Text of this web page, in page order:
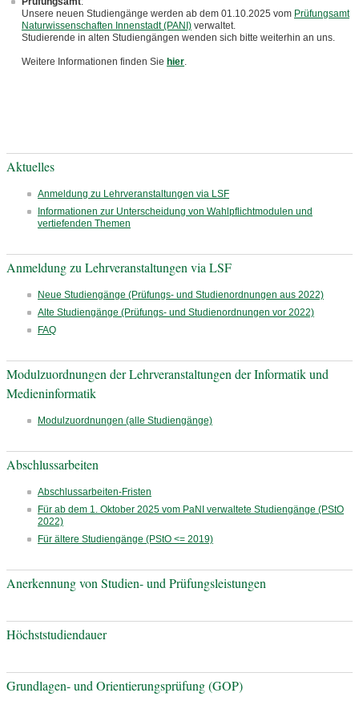
Unsere neuen Studiengänge werden ab dem 01.10.2025 vom Prüfungsamt
Naturwissenschaften Innenstadt (PANI) verwaltet.
Studierende in alten Studiengängen wenden sich bitte weiterhin an uns.
Weitere Informationen finden Sie hier.
Aktuelles
Anmeldung zu Lehrveranstaltungen via LSF
Informationen zur Unterscheidung von Wahlpflichtmodulen und
vertiefenden Themen
Anmeldung zu Lehrveranstaltungen via LSF
Neue Studiengänge (Prüfungs- und Studienordnungen aus 2022)
Alte Studiengänge (Prüfungs- und Studienordnungen vor 2022)
FAQ
Modulzuordnungen der Lehrveranstaltungen der Informatik und
Medieninformatik
Modulzuordnungen (alle Studiengänge)
Abschlussarbeiten
Abschlussarbeiten-Fristen
Für ab dem 1. Oktober 2025 vom PaNI verwaltete Studiengänge (PStO
2022)
Für ältere Studiengänge (PStO <= 2019)
Anerkennung von Studien- und Prüfungsleistungen
Höchststudiendauer
Grundlagen- und Orientierungsprüfung (GOP)